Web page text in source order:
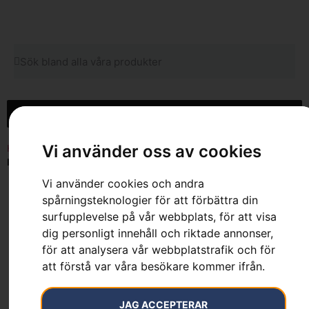
Vi använder oss av cookies
Vi använder cookies och andra
spårningsteknologier för att förbättra din
surfupplevelse på vår webbplats, för att visa
dig personligt innehåll och riktade annonser,
för att analysera vår webbplatstrafik och för
att förstå var våra besökare kommer ifrån.
JAG ACCEPTERAR
Hem Sortiment»Skog»Skärutrustning» Filutrustning»
H37
Filkit H37